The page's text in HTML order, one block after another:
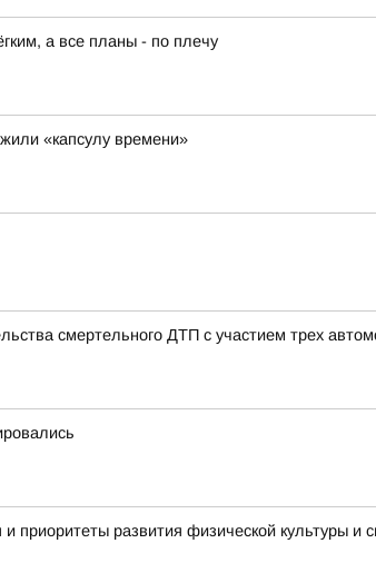
а все планы - по плечу
«капсулу времени»
смертельного ДТП с участием трех
приоритеты развития физической культуры и